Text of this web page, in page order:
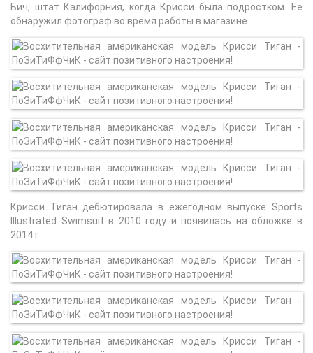
Бич, штат Калифорния, когда Крисси была подростком. Ее
обнаружил фотограф во время работы в магазине.
Крисси Тиган дебютировала в ежегодном выпуске Sports
Illustrated Swimsuit в 2010 году и появилась на обложке в
2014 г.